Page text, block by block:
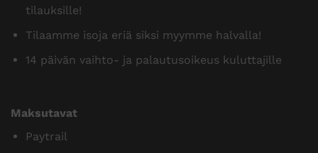
tilauksille!
Tilaamme isoja eriä siksi myymme halvalla!
14 päivän vaihto- ja palautusoikeus kuluttajille
Maksutavat
Paytrail